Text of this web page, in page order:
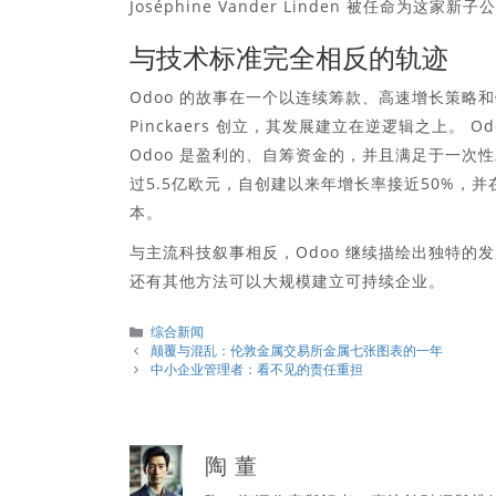
Joséphine Vander Linden 被任命为这家新子
与技术标准完全相反的轨迹
Odoo 的故事在一个以连续筹款、高速增长策略
Pinckaers 创立，其发展建立在逆逻辑之上。
Odoo 是盈利的、自筹资金的，并且满足于一次
过5.5亿欧元，自创建以来年增长率接近50%，
本。
与主流科技叙事相反，Odoo 继续描绘出独特的
还有其他方法可以大规模建立可持续企业。
分
類
综合新闻
颠覆与混乱：伦敦金属交易所金属七张图表的一年
中小企业管理者：看不见的责任重担
陶 董